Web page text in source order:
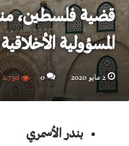
قضية فلسطين،
المسؤولية الأخلاقية
2 مايو 2020 0 2٬750
بندر الأسمري